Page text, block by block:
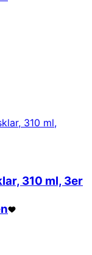
310 ml, 3er